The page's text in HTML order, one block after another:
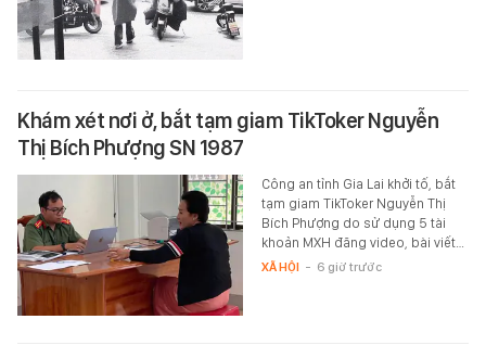
Khám xét nơi ở, bắt tạm giam TikToker Nguyễn
Thị Bích Phượng SN 1987
Công an tỉnh Gia Lai khởi tố, bắt
tạm giam TikToker Nguyễn Thị
Bích Phượng do sử dụng 5 tài
khoản MXH đăng video, bài viết…
XÃ HỘI - 6 giờ trước